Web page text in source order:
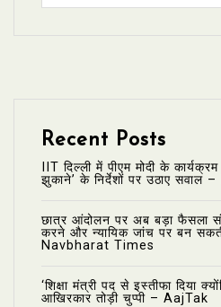
Recent Posts
IIT दिल्ली में पीएम मोदी के
झुकाने’ के निर्देशों पर उठाए सवाल
छात्र आंदोलन पर अब बड़ा फैसला
करने और न्यायिक जांच पर बन
Navbharat Times
‘शिक्षा मंत्री पद से इस्तीफा दिया
आखिरकार तोड़ी चुप्पी – AajTak